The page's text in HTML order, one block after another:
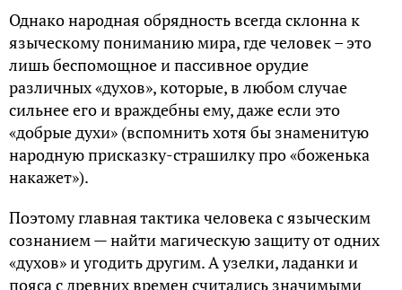
Однако народная обрядность всегда склонна к
языческому пониманию мира, где человек – это
лишь беспомощное и пассивное орудие
различных «духов», которые, в любом случае
сильнее его и враждебны ему, даже если это
«добрые духи» (вспомнить хотя бы знаменитую
народную присказку-страшилку про «боженька
накажет»).
Поэтому главная тактика человека с языческим
сознанием — найти магическую защиту от одних
«духов» и угодить другим. А узелки, ладанки и
пояса с древних времен считались значимыми